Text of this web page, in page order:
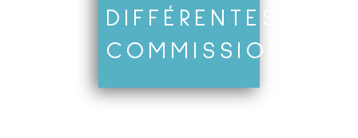
DIFFÉRENTES
COMMISSIONS